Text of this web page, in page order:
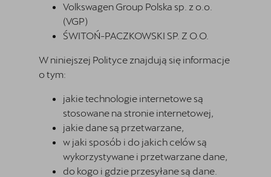
Volkswagen Group Polska sp. z o.o.
(VGP)
ŚWITOŃ-PACZKOWSKI SP. Z O.O.
W niniejszej Polityce znajdują się informacje
o tym:
jakie technologie internetowe są
stosowane na stronie internetowej,
jakie dane są przetwarzane,
w jaki sposób i do jakich celów są
wykorzystywane i przetwarzane dane,
do kogo i gdzie przesyłane są dane.